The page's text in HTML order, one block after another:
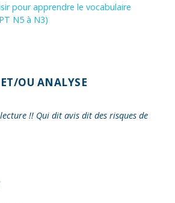
pour apprendre le vocabulaire
N5 à N3)
OU ANALYSE
!! Qui dit avis dit des risques de